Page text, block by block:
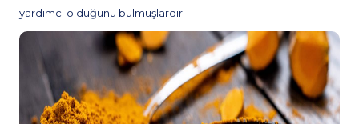
yardımcı olduğunu bulmuşlardır.